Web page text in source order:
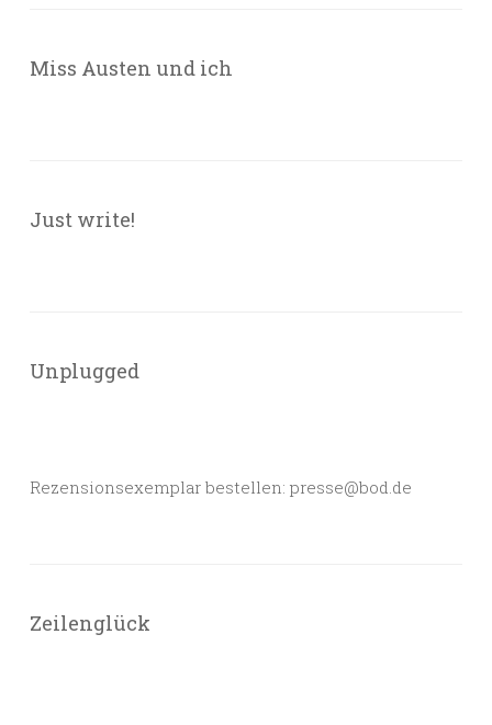
Miss Austen und ich
Just write!
Unplugged
Rezensionsexemplar bestellen: presse@bod.de
Zeilenglück